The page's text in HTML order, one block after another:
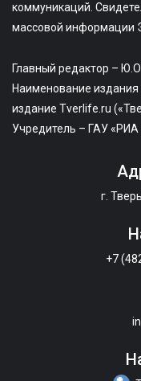
коммуникаций.
массовой информации
Главный редактор –
Наименование
издание Tverlife.ru
Учредитель – ГАУ
г.
+7